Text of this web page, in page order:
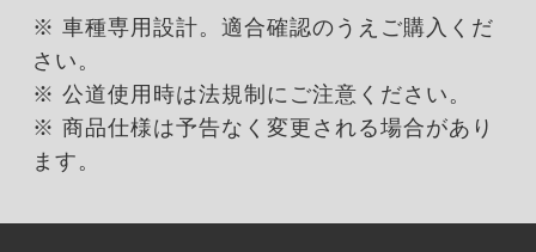
※ 車種専用設計。適合確認のうえご購入くだ
さい。
※ 公道使用時は法規制にご注意ください。
※ 商品仕様は予告なく変更される場合があり
ます。